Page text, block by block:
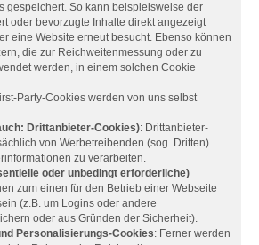
gespeichert. So kann beispielsweise der
oder bevorzugte Inhalte direkt angezeigt
eine Website erneut besucht. Ebenso können
die zur Reichweitenmessung oder zu
werden, in einem solchen Cookie
Party-Cookies werden von uns selbst
Drittanbieter-Cookies): Drittanbieter-
von Werbetreibenden (sog. Dritten)
zu verarbeiten.
oder unbedingt erforderliche)
zum einen für den Betrieb einer Webseite
(z.B. um Logins oder andere
oder aus Gründen der Sicherheit).
Personalisierungs-Cookies: Ferner werden